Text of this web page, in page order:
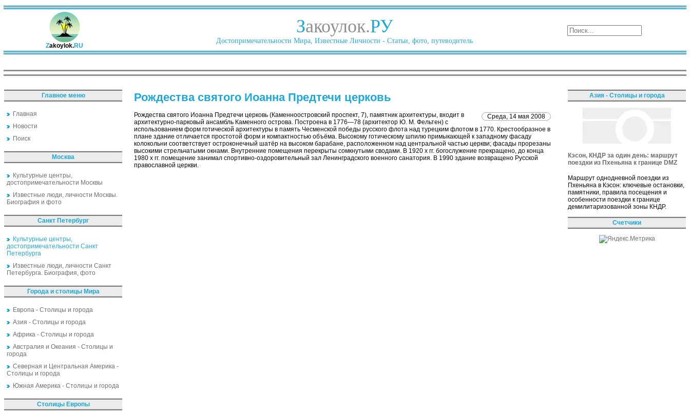
Zakoylok.RU
Закоулок.РУ
Достопримечательности Мира, Известные Личности - Статьи, фото, путеводитель
Главное меню
Главная
Новости
Поиск
Москва
Культурные центры,
достопримечательности Москвы
Известные люди, личности Москвы.
Биография и фото
Санкт Петербург
Культурные центры,
достопримечательности Санкт
Петербурга
Известные люди, личности Санкт
Петербурга. Биография, фото
Города и столицы Мира
Европа - Столицы и города
Азия - Столицы и города
Африка - Столицы и города
Австралия и Океания - Столицы и
города
Северная и Центральная Америка -
Столицы и города
Южная Америка - Столицы и города
Столицы Европы
Рождества святого Иоанна Предтечи церковь
Среда, 14 мая 2008
Рождества святого Иоанна Предтечи церковь (Каменноостровский проспект, 7), памятник архитектуры, входит в
архитектурно-парковый ансамбль Каменного острова. Построена в 1776—78 (архитектор Ю. М. Фельтен) с
использованием форм готической архитектуры в память Чесменской победы русского флота над турецким флотом в 1770. Крестообразное в
плане здание отличается простотой форм и компактностью объёма. Высокому готическому шпилю примыкающей к западному фасаду
колокольни соответствует остроконечный шатёр на высоком барабане, расположенном над центральной частью церкви; фасады прорезаны
высокими стрельчатыми окнами. Внутренние помещения перекрыты сомкнутыми сводами. В 1920 х гг. богослужение прекращено, до конца
1980 х гг. помещение занимал спортивно-оздоровительный зал Ленинградского военного санатория. В 1990 здание возвращено Русской
православной церкви.
Азия - Столицы и города
Кэсон, КНДР за один день: маршрут
поездки из Пхеньяна к границе DMZ
Маршрут однодневной поездки из
Пхеньяна в Кэсон: ключевые остановки,
памятники, правила посещения и
особенности поездки к границе
демилитаризованной зоны КНДР.
Счетчики